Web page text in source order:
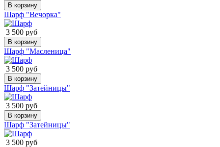
В корзину
Шарф "Вечорка"
3 500 руб
В корзину
Шарф "Масленица"
3 500 руб
В корзину
Шарф "Затейницы"
3 500 руб
В корзину
Шарф "Затейницы"
3 500 руб